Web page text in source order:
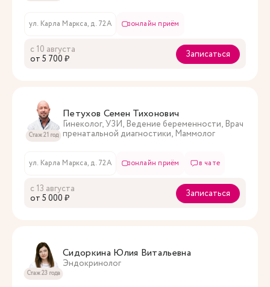
ул. Карла Маркса, д. 72А онлайн приём
с 10 августа
oт 5 700 ₽
Записаться
Стаж 21 год
Петухов Семен Тихонович
Гинеколог, УЗИ, Ведение беременности, Врач
пренатальной диагностики, Маммолог
ул. Карла Маркса, д. 72А онлайн приём в чате
с 13 августа
oт 5 000 ₽
Записаться
Стаж 23 года
Сидоркина Юлия Витальевна
Эндокринолог